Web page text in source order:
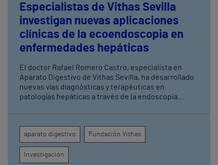
Especialistas de Vithas Sevilla
investigan nuevas aplicaciones
clínicas de la ecoendoscopia en
enfermedades hepáticas
El doctor Rafael Romero Castro, especialista en
Aparato Digestivo de Vithas Sevilla, ha desarrollado
nuevas vías diagnósticas y terapéuticas en
patologías hepáticas a través de la endoscopia
endohepatología, que reúne diversos
procedimientos endoscópicos avanzados aplicados
a los pacientes con enfermedades hepáticas
aparato digestivo Fundación Vithas
Investigación